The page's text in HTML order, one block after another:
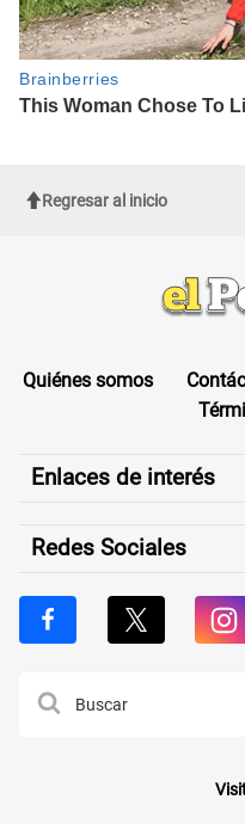
Regresar al inicio
Quiénes somos
Enlaces de interés
Redes Sociales